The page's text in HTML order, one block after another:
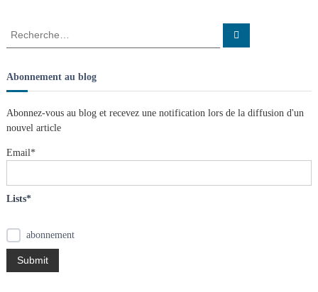
R
h
e
c
h
e
r
R
c
e
r
Abonnement au blog
Abonnez-vous au blog et recevez une notification lors de la diffusion d'un
nouvel article
Email*
Lists*
abonnement